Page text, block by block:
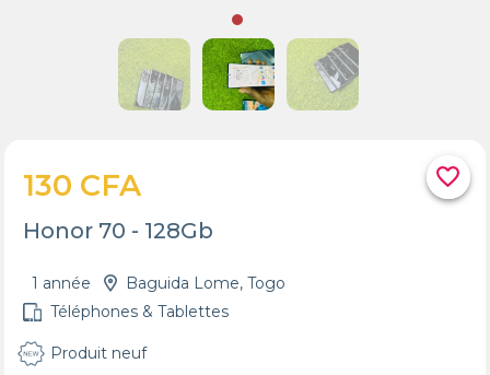
favorite_border
130 CFA
Honor 70 - 128Gb
1 année
Baguida Lome, Togo
Téléphones & Tablettes
Produit neuf